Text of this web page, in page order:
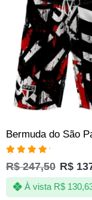
Avaliação
5.00de 5
R$247,50 R$
À vista R$